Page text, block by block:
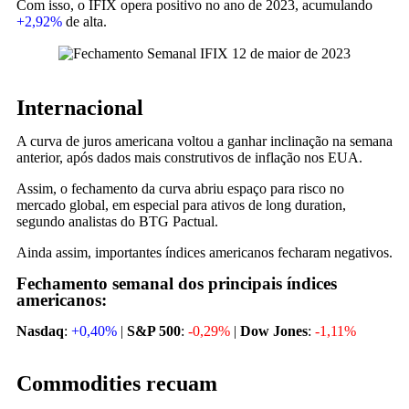
Com isso, o IFIX opera positivo no ano de 2023, acumulando
+2,92% de alta.
Internacional
A curva de juros americana voltou a ganhar inclinação na semana
anterior, após dados mais construtivos de inflação nos EUA.
Assim, o fechamento da curva abriu espaço para risco no
mercado global, em especial para ativos de long duration,
segundo analistas do BTG Pactual.
Ainda assim, importantes índices americanos fecharam negativos.
Fechamento semanal dos principais índices
americanos:
Nasdaq: +0,40% | S&P 500: -0,29% | Dow Jones: -1,11%
Commodities recuam